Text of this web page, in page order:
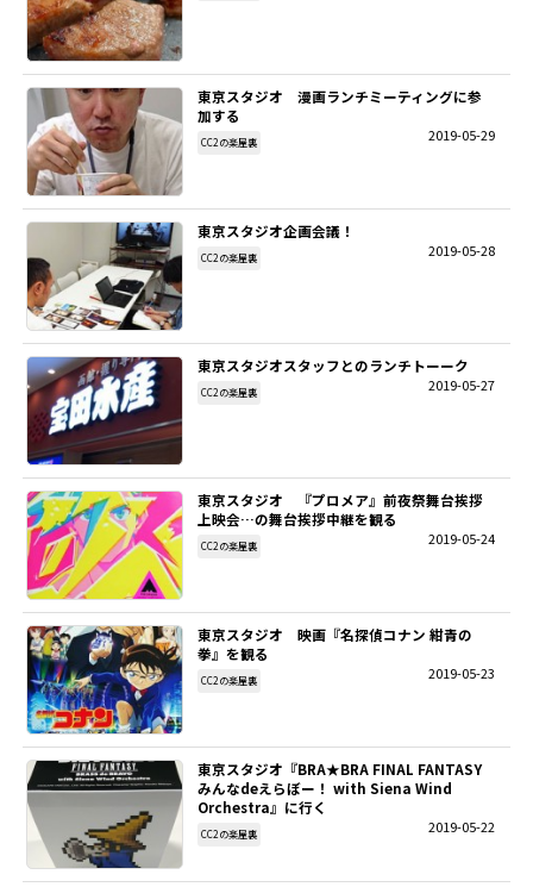
東京スタジオ 漫画ランチミーティングに参
加する
2019-05-29
CC2の楽屋裏
東京スタジオ企画会議！
2019-05-28
CC2の楽屋裏
東京スタジオスタッフとのランチトーーク
2019-05-27
CC2の楽屋裏
東京スタジオ 『プロメア』前夜祭舞台挨拶
上映会…の舞台挨拶中継を観る
2019-05-24
CC2の楽屋裏
東京スタジオ 映画『名探偵コナン 紺青の
拳』を観る
2019-05-23
CC2の楽屋裏
東京スタジオ『BRA★BRA FINAL FANTASY
みんなdeえらぼー！ with Siena Wind
Orchestra』に行く
2019-05-22
CC2の楽屋裏